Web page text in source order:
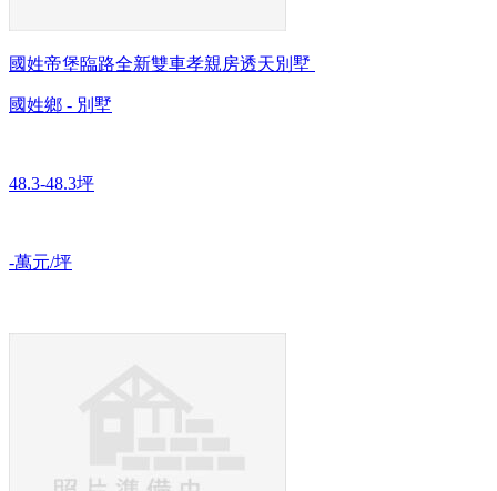
國姓帝堡臨路全新雙車孝親房透天別墅
國姓鄉 - 別墅
48.3-48.3坪
-萬元/坪